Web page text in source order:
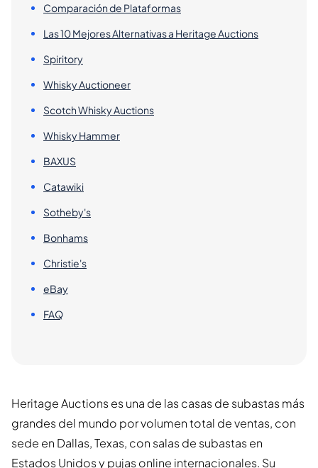
Comparación de Plataformas
Las 10 Mejores Alternativas a Heritage Auctions
Spiritory
Whisky Auctioneer
Scotch Whisky Auctions
Whisky Hammer
BAXUS
Catawiki
Sotheby's
Bonhams
Christie's
eBay
FAQ
Heritage Auctions es una de las casas de subastas más
grandes del mundo por volumen total de ventas, con
sede en Dallas, Texas, con salas de subastas en
Estados Unidos y pujas online internacionales. Su